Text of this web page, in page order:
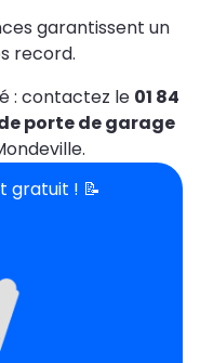
garantissent un
record.
: contactez le 01 84
porte de garage
gratuit ! 📝